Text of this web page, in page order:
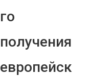
го
получения
европейск